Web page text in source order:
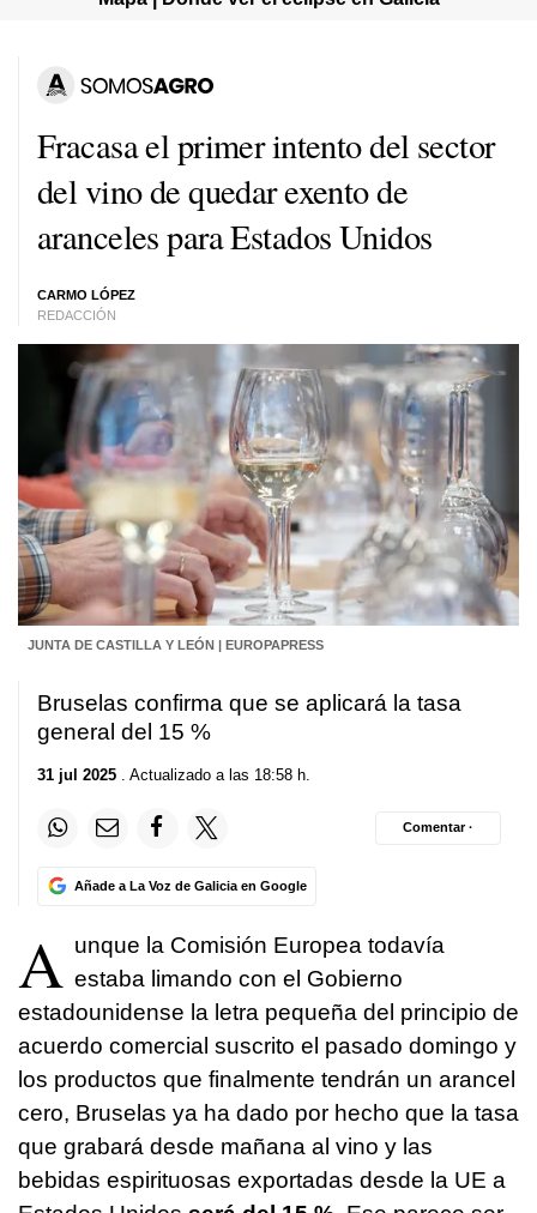
Fracasa el primer intento del sector
del vino de quedar exento de
aranceles para Estados Unidos
CARMO LÓPEZ
REDACCIÓN
JUNTA DE CASTILLA Y LEÓN | EUROPAPRESS
Bruselas confirma que se aplicará la tasa
general del 15 %
31 jul 2025 . Actualizado a las 18:58 h.
Añade a La Voz de Galicia en Google
Comentar ·
A unque la Comisión Europea todavía
estaba limando con el Gobierno
estadounidense la letra pequeña del principio de
acuerdo comercial suscrito el pasado domingo y
los productos que finalmente tendrán un arancel
cero, Bruselas ya ha dado por hecho que la tasa
que grabará desde mañana al vino y las
bebidas espirituosas exportadas desde la UE a